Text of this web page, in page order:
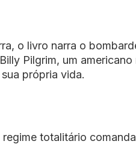
o livro narra o
Pilgrim, um americano
própria vida.
totalitário